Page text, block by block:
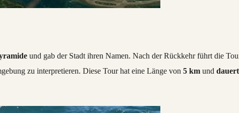
und gab der Stadt ihren Namen. Nach der Rückkehr führt die
zu interpretieren. Diese Tour hat eine Länge von5 km unddauert